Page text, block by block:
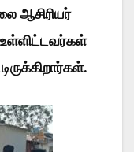
ஆசிரியர்
உள்ளிட்டவர்கள்